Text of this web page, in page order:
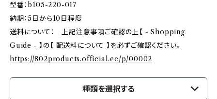
型番：b105-220-017
納期：5日から10日程度
送料について： 上記注意事項ご確認の上【 - Shopping
Guide - 】の【 配送料について 】を必ずご確認ください。
https://802products.official.ec/p/00002
種類を選択する